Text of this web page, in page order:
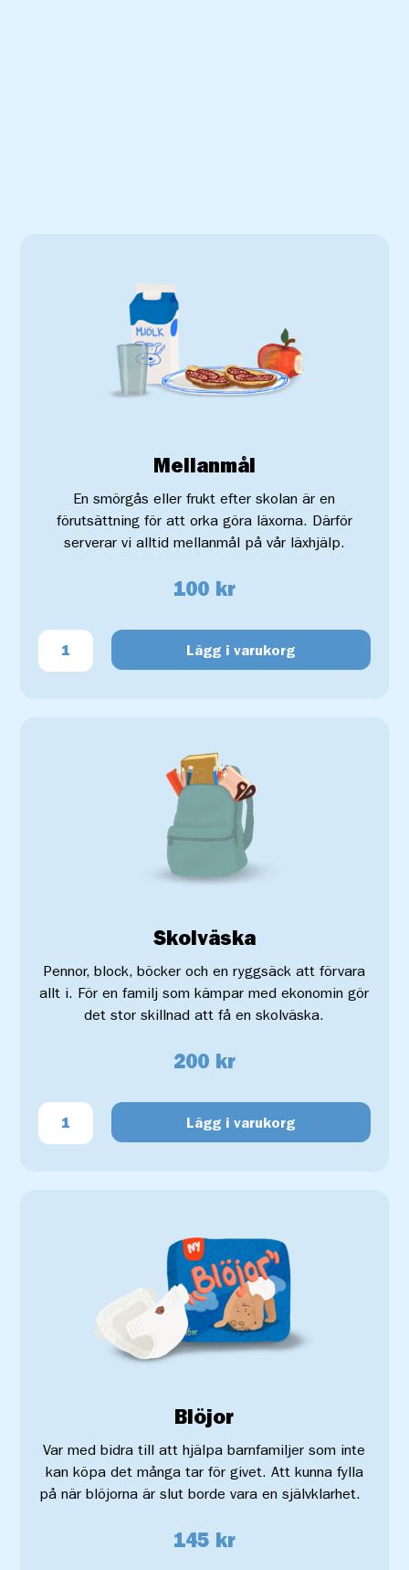
Mellanmål
En smörgås eller frukt efter skolan är en
förutsättning för att orka göra läxorna. Därför
serverar vi alltid mellanmål på vår läxhjälp.
100 kr
Lägg i varukorg
Skolväska
Pennor, block, böcker och en ryggsäck att förvara
allt i. För en familj som kämpar med ekonomin gör
det stor skillnad att få en skolväska.
200 kr
Lägg i varukorg
Blöjor
Var med bidra till atthjälpa barnfamiljer som inte
kan köpa det många tar för givet. Att kunna fylla
på när blöjorna är slut borde vara en självklarhet.
145 kr